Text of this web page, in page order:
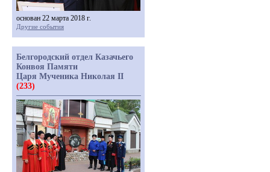
основан 22 марта 2018 г.
Другие события
Белгородский отдел Казачьего
Конвоя Памяти
Царя Мученика Николая II
(233)